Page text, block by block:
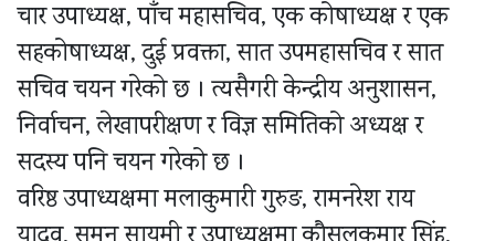
चार उपाध्यक्ष, पाँच महासचिव, एक कोषाध्यक्ष र एक
सहकोषाध्यक्ष, दुई प्रवक्ता, सात उपमहासचिव र सात
सचिव चयन गरेको छ । त्यसैगरी केन्द्रीय अनुशासन,
निर्वाचन, लेखापरीक्षण र विज्ञ समितिको अध्यक्ष र
सदस्य पनि चयन गरेको छ ।
वरिष्ठ उपाध्यक्षमा मलाकुमारी गुरुङ, रामनरेश राय